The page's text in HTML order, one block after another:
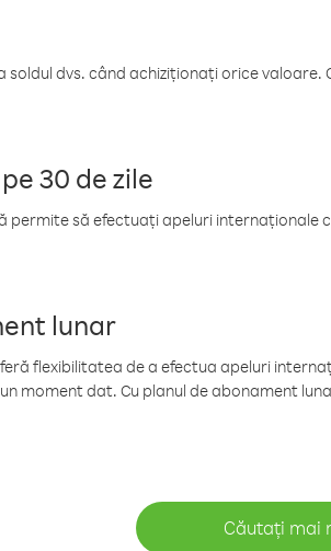
soldul dvs. când achiziționați orice
30 de zile
permite să efectuați apeluri
lunar
flexibilitatea de a efectua apeluri
moment dat. Cu planul de abonament
Căutați mai